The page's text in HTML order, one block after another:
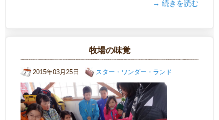
→ 続きを読む
牧場の味覚
2015年03月25日 スター・ワンダー・ランド